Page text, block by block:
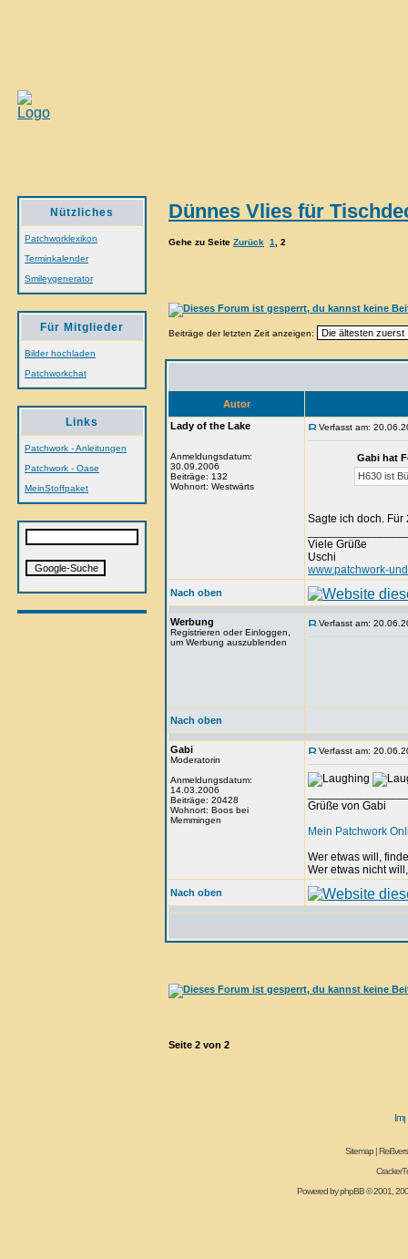
Nützliches
Patchworklexikon
Terminkalender
Smileygenerator
Für Mitglieder
Bilder hochladen
Patchworkchat
Links
Patchwork - Anleitungen
Patchwork - Oase
MeinStoffpaket
Dünnes Vlies für
Gehe zu Seite Zurück 1 2
Beiträge der letzten Zeit anzeigen:
Autor
Lady of the Lake
Anmeldungsdatum:
30.09.2006
Beiträge: 132
Wohnort: Westwärts
Verfasst am:
Gabi hat
H630 ist
Sagte ich doch. Für
Viele Grüße
Uschi
www.patchwork-
Nach oben
Werbung
Registrieren oder Einloggen,
um Werbung auszublenden
Verfasst am:
Nach oben
Gabi
Moderatorin
Anmeldungsdatum:
14.03.2006
Beiträge: 20428
Wohnort: Boos bei
Memmingen
Verfasst am:
Grüße von Gabi
Mein Patchwork
Wer etwas will,
Wer etwas nicht
Nach oben
Seite 2 von 2
Sitemap|
Powered byphpBB© 2001,